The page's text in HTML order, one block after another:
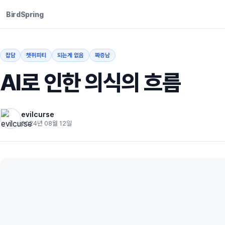
BirdSpring
잡담 쳇쥐피티 되는게 없음 짜증남
AI로 인한 의식의 흐름
evilcurse
2024년 08월 12일